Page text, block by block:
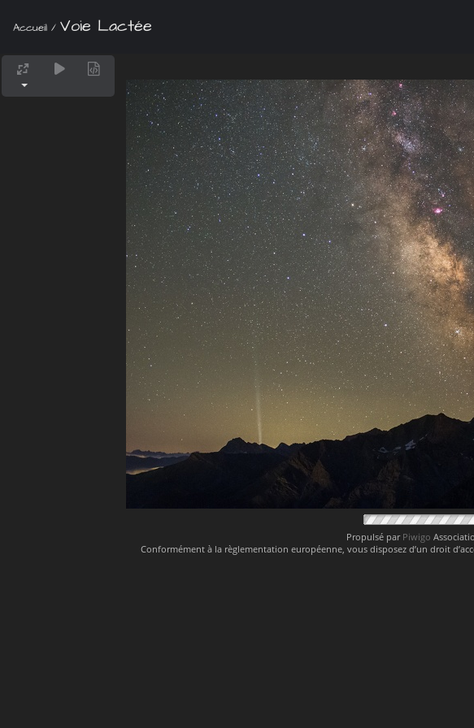
Accueil / Voie Lactée
Propulsé par Piwigo
Conformément à la règlementation européenne, vous disposez d’un droit